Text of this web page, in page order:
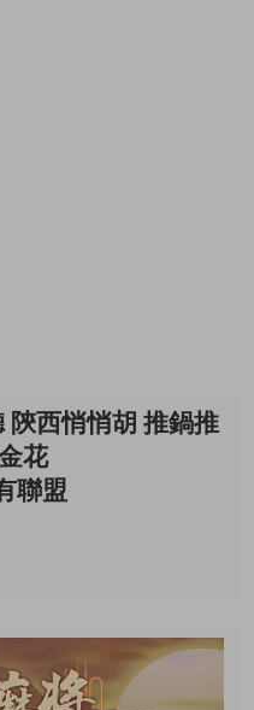
陝西悄悄胡 推鍋推
花
聯盟